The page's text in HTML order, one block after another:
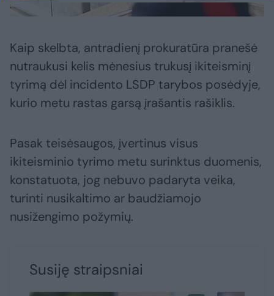
Kaip skelbta, antradienį prokuratūra pranešė
nutraukusi kelis mėnesius trukusį ikiteisminį
tyrimą dėl incidento LSDP tarybos posėdyje,
kurio metu rastas garsą įrašantis rašiklis.
Pasak teisėsaugos, įvertinus visus
ikiteisminio tyrimo metu surinktus duomenis,
konstatuota, jog nebuvo padaryta veika,
turinti nusikaltimo ar baudžiamojo
nusižengimo požymių.
Susiję straipsniai